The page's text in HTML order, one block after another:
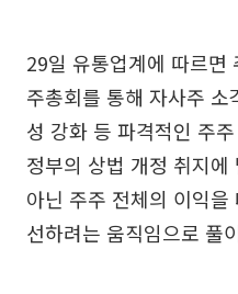
29일 유통업계에 따르면
주총회를 통해 자사주
성 강화 등 파격적인 주
정부의 상법 개정 취지
아닌 주주 전체의 이익
선하려는 움직임으로 풀